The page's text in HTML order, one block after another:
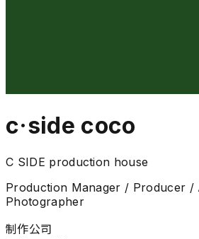
c·side coco
C SIDE production house
Production Manager / Producer
Photographer
制作公司